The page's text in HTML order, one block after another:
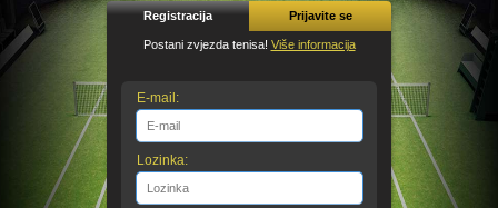
Registracija Prijavite se
Postani zvjezda tenisa! Više informacija
E-mail:
Lozinka: